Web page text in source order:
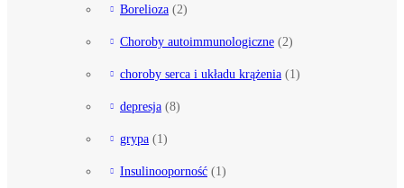
Borelioza (2)
Choroby autoimmunologiczne (2)
choroby serca i układu krążenia (1)
depresja (8)
grypa (1)
Insulinooporność (1)